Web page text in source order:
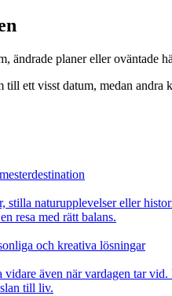
ändrade planer eller oväntade
ett visst datum, medan
stilla naturupplevelser eller
resa med rätt balans.
och kreativa lösningar
vidare även när vardagen tar
till liv.